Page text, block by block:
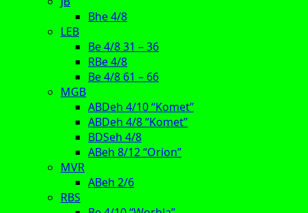
Bhe 4/8
LEB
Be 4/8 31 – 36
RBe 4/8
Be 4/8 61 – 66
MGB
ABDeh 4/10 “Komet”
ABDeh 4/8 “Komet”
BDSeh 4/8
ABeh 8/12 “Orion”
MVR
ABeh 2/6
RBS